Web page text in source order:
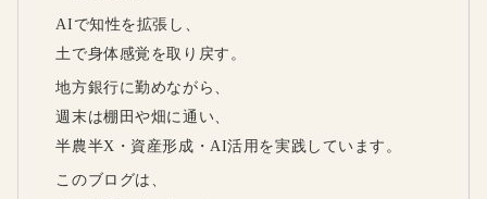
AIで知性を拡張し、
土で身体感覚を取り戻す。
地方銀行に勤めながら、
週末は棚田や畑に通い、
半農半X・資産形成・AI活用を実践しています。
このブログは、